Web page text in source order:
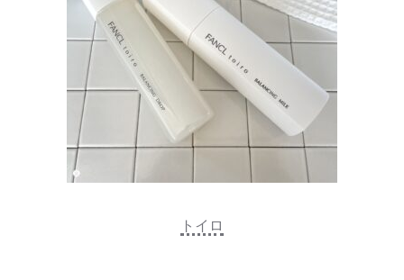
トイロ